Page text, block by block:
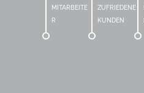
MITARBEITE
R
ZUFRIEDENE
KUNDEN